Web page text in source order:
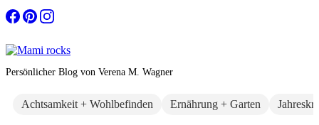
Zum
Inhalt
Persönlicher Blog von Verena M. Wagner
Achtsamkeit + Wohlbefinden Ernährung + Garten